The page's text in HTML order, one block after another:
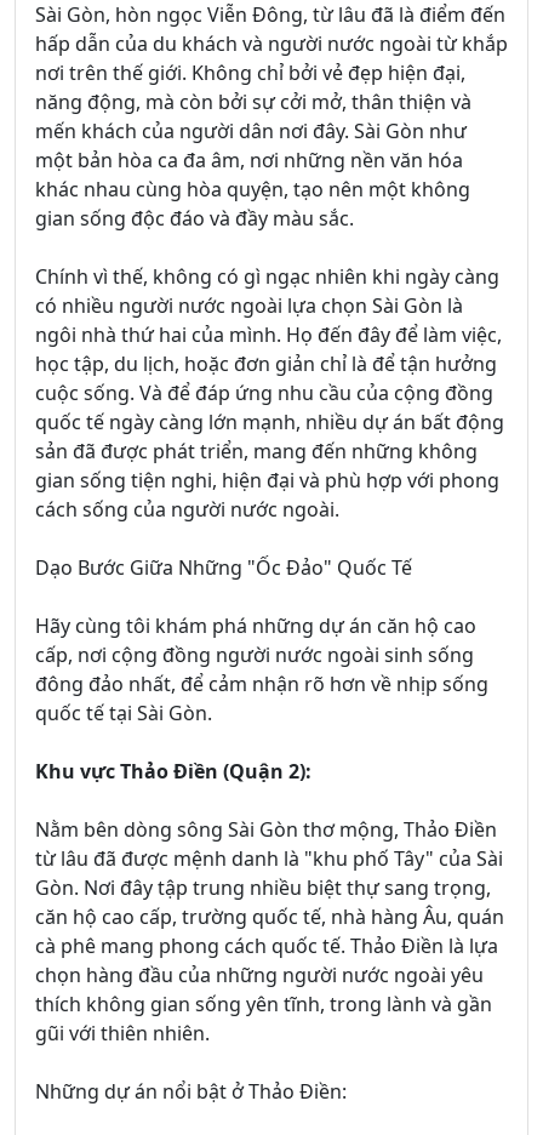
Sài Gòn, hòn ngọc Viễn Đông, từ lâu đã là điểm đến
hấp dẫn của du khách và người nước ngoài từ khắp
nơi trên thế giới. Không chỉ bởi vẻ đẹp hiện đại,
năng động, mà còn bởi sự cởi mở, thân thiện và
mến khách của người dân nơi đây. Sài Gòn như
một bản hòa ca đa âm, nơi những nền văn hóa
khác nhau cùng hòa quyện, tạo nên một không
gian sống độc đáo và đầy màu sắc.
Chính vì thế, không có gì ngạc nhiên khi ngày càng
có nhiều người nước ngoài lựa chọn Sài Gòn là
ngôi nhà thứ hai của mình. Họ đến đây để làm việc,
học tập, du lịch, hoặc đơn giản chỉ là để tận hưởng
cuộc sống. Và để đáp ứng nhu cầu của cộng đồng
quốc tế ngày càng lớn mạnh, nhiều dự án bất động
sản đã được phát triển, mang đến những không
gian sống tiện nghi, hiện đại và phù hợp với phong
cách sống của người nước ngoài.
Dạo Bước Giữa Những "Ốc Đảo" Quốc Tế
Hãy cùng tôi khám phá những dự án căn hộ cao
cấp, nơi cộng đồng người nước ngoài sinh sống
đông đảo nhất, để cảm nhận rõ hơn về nhịp sống
quốc tế tại Sài Gòn.
Khu vực Thảo Điền (Quận 2):
Nằm bên dòng sông Sài Gòn thơ mộng, Thảo Điền
từ lâu đã được mệnh danh là "khu phố Tây" của Sài
Gòn. Nơi đây tập trung nhiều biệt thự sang trọng,
căn hộ cao cấp, trường quốc tế, nhà hàng Âu, quán
cà phê mang phong cách quốc tế. Thảo Điền là lựa
chọn hàng đầu của những người nước ngoài yêu
thích không gian sống yên tĩnh, trong lành và gần
gũi với thiên nhiên.
Những dự án nổi bật ở Thảo Điền: